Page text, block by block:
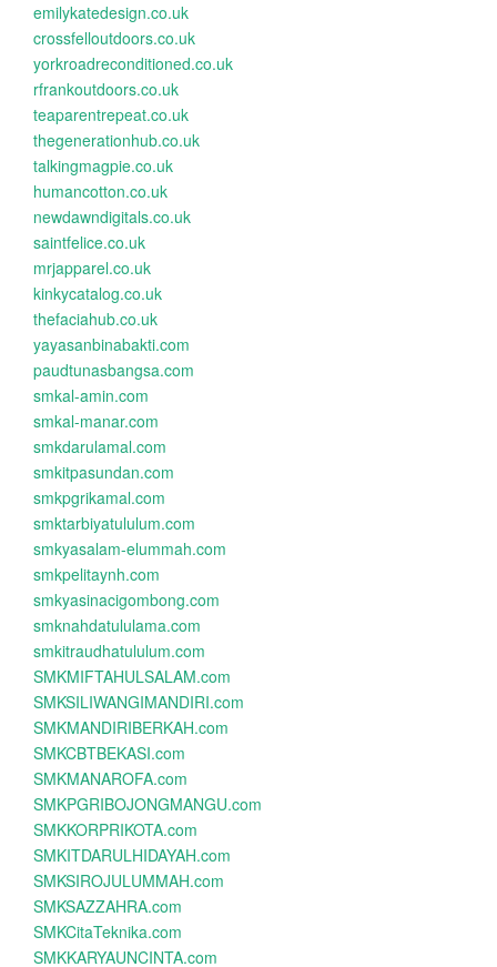
emilykatedesign.co.uk
crossfelloutdoors.co.uk
yorkroadreconditioned.co.uk
rfrankoutdoors.co.uk
teaparentrepeat.co.uk
thegenerationhub.co.uk
talkingmagpie.co.uk
humancotton.co.uk
newdawndigitals.co.uk
saintfelice.co.uk
mrjapparel.co.uk
kinkycatalog.co.uk
thefaciahub.co.uk
yayasanbinabakti.com
paudtunasbangsa.com
smkal-amin.com
smkal-manar.com
smkdarulamal.com
smkitpasundan.com
smkpgrikamal.com
smktarbiyatululum.com
smkyasalam-elummah.com
smkpelitaynh.com
smkyasinacigombong.com
smknahdatululama.com
smkitraudhatululum.com
SMKMIFTAHULSALAM.com
SMKSILIWANGIMANDIRI.com
SMKMANDIRIBERKAH.com
SMKCBTBEKASI.com
SMKMANAROFA.com
SMKPGRIBOJONGMANGU.com
SMKKORPRIKOTA.com
SMKITDARULHIDAYAH.com
SMKSIROJULUMMAH.com
SMKSAZZAHRA.com
SMKCitaTeknika.com
SMKKARYAUNCINTA.com